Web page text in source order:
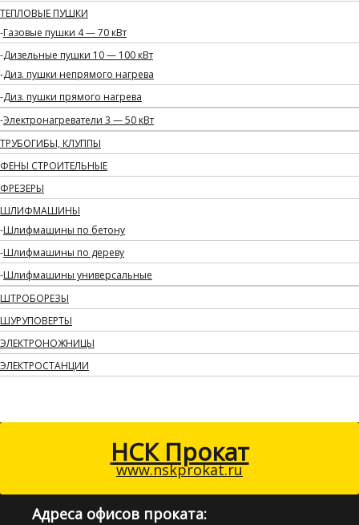
ТЕПЛОВЫЕ ПУШКИ
Газовые пушки 4 — 70 кВт
Дизельные пушки 10 — 100 кВт
Диз. пушки непрямого нагрева
Диз. пушки прямого нагрева
Электронагреватели 3 — 50 кВт
ТРУБОГИБЫ, КЛУППЫ
ФЕНЫ СТРОИТЕЛЬНЫЕ
ФРЕЗЕРЫ
ШЛИФМАШИНЫ
Шлифмашины по бетону
Шлифмашины по дереву
Шлифмашины универсальные
ШТРОБОРЕЗЫ
ШУРУПОВЕРТЫ
ЭЛЕКТРОНОЖНИЦЫ
ЭЛЕКТРОСТАНЦИИ
НСК Прокат
www.nskprokat.ru
Адреса офисов проката: